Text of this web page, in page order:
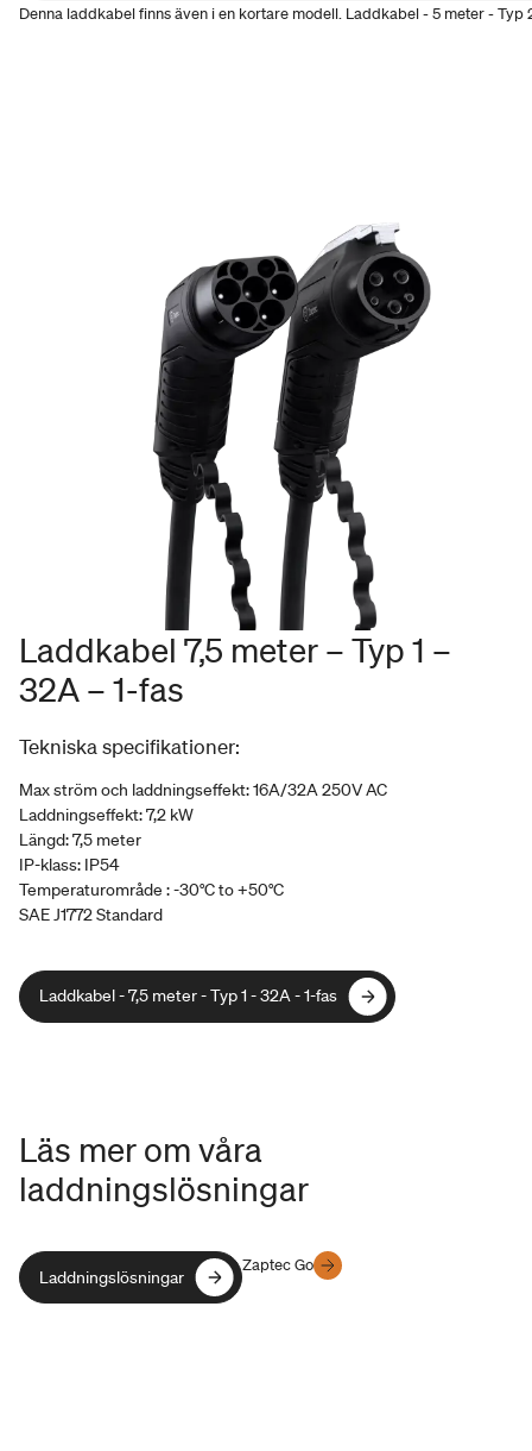
Denna laddkabel finns även i en kortare modell. Laddkabel - 5 meter - Typ
Laddkabel 7,5 meter – Typ 1 –
32A – 1-fas
Tekniska specifikationer:
Max ström och laddningseffekt: 16A/32A 250V AC
Laddningseffekt: 7,2 kW
Längd: 7,5 meter
IP-klass: IP54
Temperaturområde : -30°C to +50°C
SAE J1772 Standard
Laddkabel - 7,5 meter - Typ 1 - 32A - 1-fas
Laddkabel - 7,5 meter - Typ 1 - 32A - 1-fas
Läs mer om våra
laddningslösningar
Laddningslösningar
Laddningslösningar
Zaptec Go